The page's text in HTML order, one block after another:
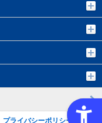
プライバシーポリシー